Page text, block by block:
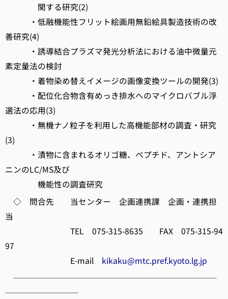
関する研究(2)
・低融機能性フリット絵画用無鉛絵具製造技術の改
善研究(4)
・誘導結合プラズマ発光分析法における油中微量元
素定量法の検討
・着物染め替えイメージの画像変換ツールの開発(3)
・配位化合物含有めっき排水へのマイクロバブル浮
選法の応用(3)
・無機ナノ粒子を利用した高機能部材の調査・研究
(3)
・漬物に含まれるオリゴ糖、ペプチド、アントシア
ニンのLC/MS及び
機能性の調査研究
◇ 問合先 当センター 企画連携課 企画・連携担
当
TEL 075-315-8635 FAX 075-315-94
97
E-mail kikaku@mtc.pref.kyoto.lg.jp
─────────────────────────
─────────